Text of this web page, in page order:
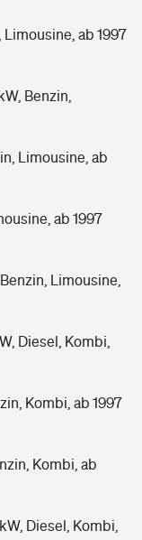
Limousine, ab 1997
Benzin,
Limousine, ab
ab 1997
Limousine,
Diesel, Kombi,
Kombi, ab 1997
Kombi, ab
Diesel, Kombi,